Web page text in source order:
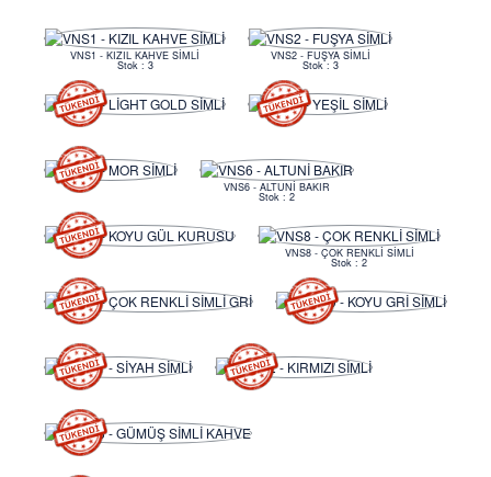
VNS1 - KIZIL KAHVE SİMLİ
Stok : 3
VNS2 - FUŞYA SİMLİ
Stok : 3
VNS6 - ALTUNİ BAKIR
Stok : 2
VNS8 - ÇOK RENKLİ SİMLİ
Stok : 2